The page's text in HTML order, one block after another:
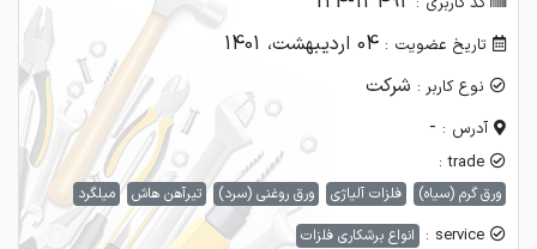
تاریخ عضویت : 04 اردیبهشت، 1401
نوع کاربر : شرکت
آدرس : -
trade :
ورق گرم (سیاه) فلزات آلیاژی ورق روغنی (سرد) تیرآهن هاش میلگرد
service : انواع برشکاری فلزات